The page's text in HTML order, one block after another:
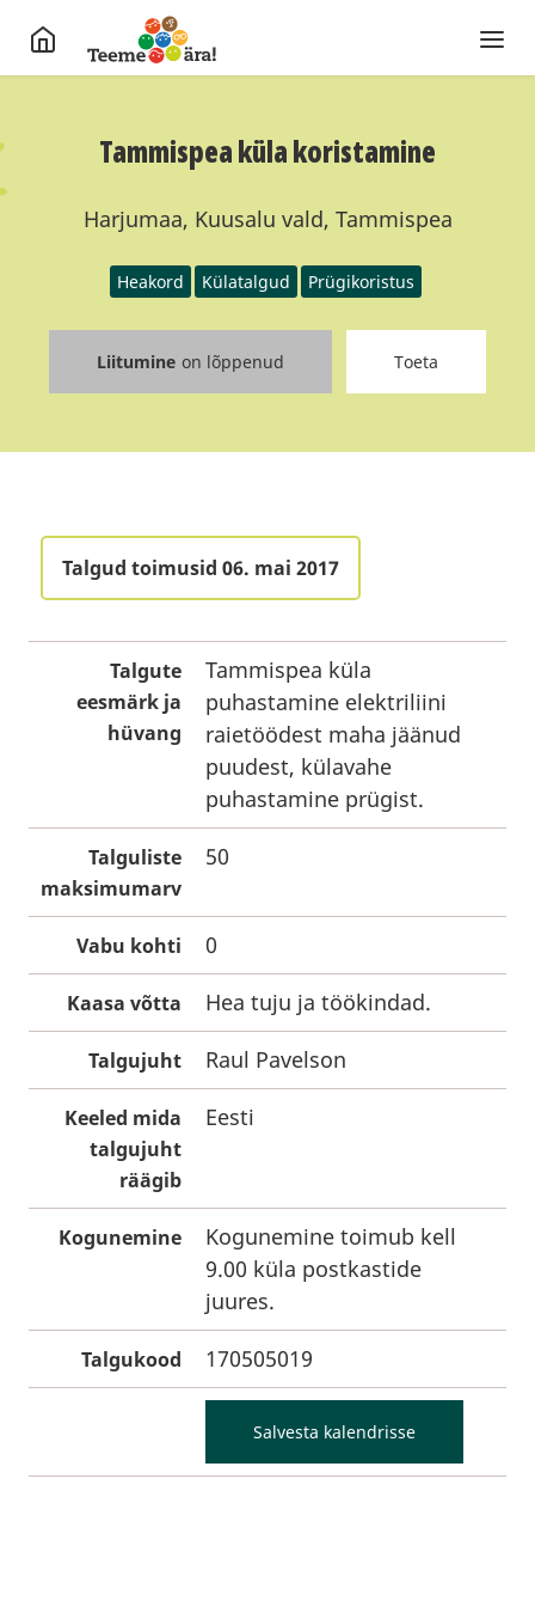
Tammispea küla koristamine
Harjumaa, Kuusalu vald, Tammispea
Heakord Külatalgud Prügikoristus
Liitumine on lõppenud Toeta
Talgud toimusid 06. mai 2017
Talgute
eesmärk ja
hüvang
Tammispea küla
puhastamine elektriliini
raietöödest maha jäänud
puudest, külavahe
puhastamine prügist.
Talguliste
maksimumarv
50
Vabu kohti 0
Kaasa võtta Hea tuju ja töökindad.
Talgujuht Raul Pavelson
Keeled mida
talgujuht
räägib
Eesti
Kogunemine
Kogunemine toimub kell
9.00 küla postkastide
juures.
Talgukood 170505019
Salvesta kalendrisse